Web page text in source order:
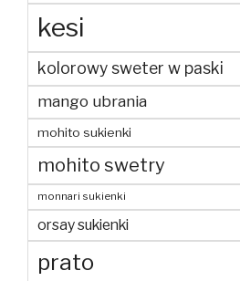
kesi
kolorowy sweter w paski
mango ubrania
mohito sukienki
mohito swetry
monnari sukienki
orsay sukienki
prato